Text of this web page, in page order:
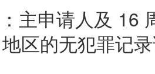
主申请人及 16
区的无犯罪记